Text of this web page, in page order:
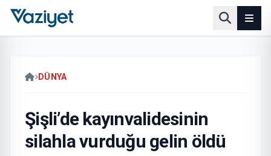
DÜNYA
Şişli’de kayınvalidesinin
silahla vurduğu gelin öldü